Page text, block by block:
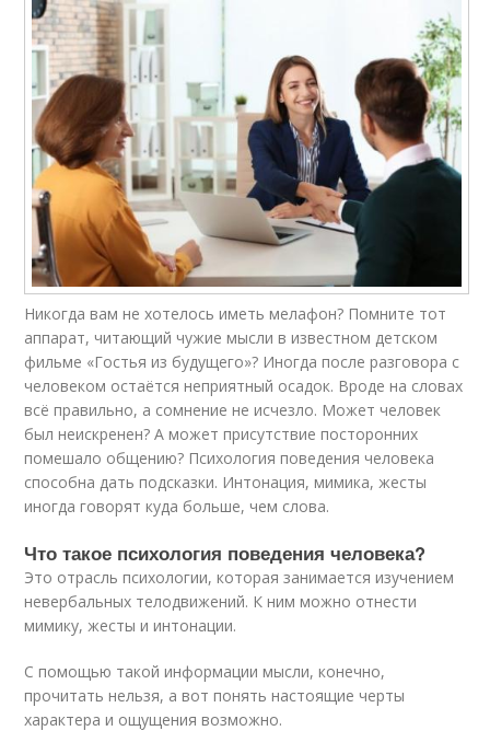
Никогда вам не хотелось иметь мелафон? Помните тот
аппарат, читающий чужие мысли в известном детском
фильме «Гостья из будущего»? Иногда после разговора с
человеком остаётся неприятный осадок. Вроде на словах
всё правильно, а сомнение не исчезло. Может человек
был неискренен? А может присутствие посторонних
помешало общению? Психология поведения человека
способна дать подсказки. Интонация, мимика, жесты
иногда говорят куда больше, чем слова.
Что такое психология поведения человека?
Это отрасль психологии, которая занимается изучением
невербальных телодвижений. К ним можно отнести
мимику, жесты и интонации.
С помощью такой информации мысли, конечно,
прочитать нельзя, а вот понять настоящие черты
характера и ощущения возможно.